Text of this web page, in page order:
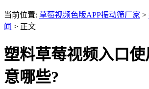
当前位置: 草莓视频色版APP振动筛厂家 >
闻 > 正文
塑料草莓视频入口
意哪些?